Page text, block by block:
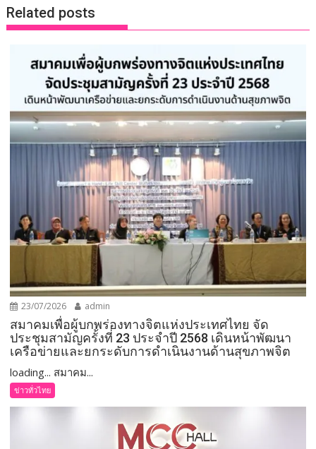
Related posts
23/07/2026 admin
สมาคมเพื่อผู้บกพร่องทางจิตแห่งประเทศไทย จัด
ประชุมสามัญครั้งที่ 23 ประจำปี 2568 เดินหน้าพัฒนา
เครือข่ายและยกระดับการดำเนินงานด้านสุขภาพจิต
loading... สมาคม...
ข่าวทั่วไทย